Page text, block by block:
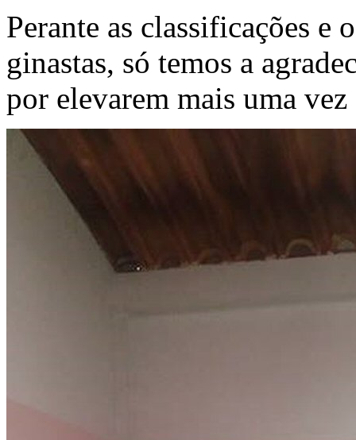
Perante as classificações e
ginastas, só temos a
por elevarem mais uma